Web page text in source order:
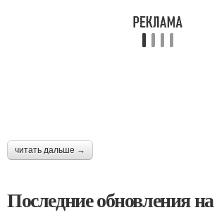
читать дальше →
Последние обновления на